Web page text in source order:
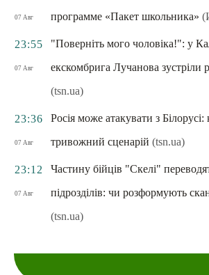
07 Авг
программе «Пакет школьника»
23:55
07 Авг
"Поверніть мого чоловіка!": у
екскомбрига Лучанова зустріли
(tsn.ua)
23:36
07 Авг
Росія може атакувати з
тривожний сценарій (tsn.ua)
23:12
07 Авг
Частину бійців "Скелі"
підрозділів: чи розформують
(tsn.ua)